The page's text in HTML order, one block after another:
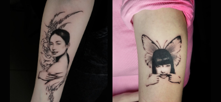
г. Краснодар, ул.
Селезнёва, д. 143
Время работы:
Школа-Тату